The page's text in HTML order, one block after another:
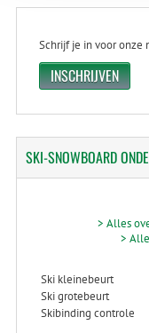
Schrijf je in voor onze
SKI-SNOWBOARD
> Alles
>
Ski kleinebeurt
Ski grotebeurt
Skibinding controle